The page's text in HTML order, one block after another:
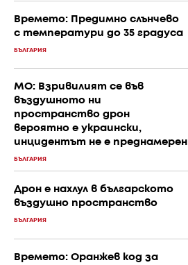
Времето: Предимно слънчево
с температури до 35 градуса
БЪЛГАРИЯ
МО: Взривилият се във
въздушното ни
пространство дрон
вероятно е украински,
инцидентът не е преднамерен
БЪЛГАРИЯ
Дрон е нахлул в българското
въздушно пространство
БЪЛГАРИЯ
Времето: Оранжев код за